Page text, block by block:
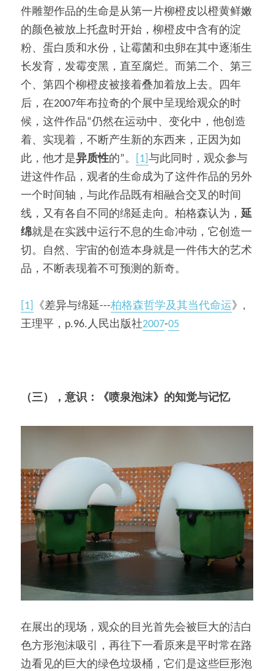
件雕塑作品的生命是从第一片柳橙皮以橙黄鲜嫩
的颜色被放上托盘时开始，柳橙皮中含有的淀
粉、蛋白质和水份，让霉菌和虫卵在其中逐渐生
长发育，发霉变黑，直至腐烂。而第二个、第三
个、第四个柳橙皮被接着叠加着放上去。四年
后，在2007年布拉奇的个展中呈现给观众的时
候，这件作品“仍然在运动中、变化中，他创造
着、实现着，不断产生新的东西来，正因为如
此，他才是异质性的”。 [1] 与此同时，观众参与
进这件作品，观者的生命成为了这件作品的另外
一个时间轴，与此作品既有相融合交叉的时间
线，又有各自不同的绵延走向。柏格森认为，延
绵就是在实践中运行不息的生命冲动，它创造一
切。自然、宇宙的创造本身就是一件伟大的艺术
品，不断表现着不可预测的新奇。
[1] 《差异与绵延---柏格森哲学及其当代命运》,
王理平，p.96.人民出版社2007-05
（三），意识：《喷泉泡沫》的知觉与记忆
在展出的现场，观众的目光首先会被巨大的洁白
色方形泡沫吸引，再往下一看原来是平时常在路
边看见的巨大的绿色垃圾桶，它们是这些巨形泡